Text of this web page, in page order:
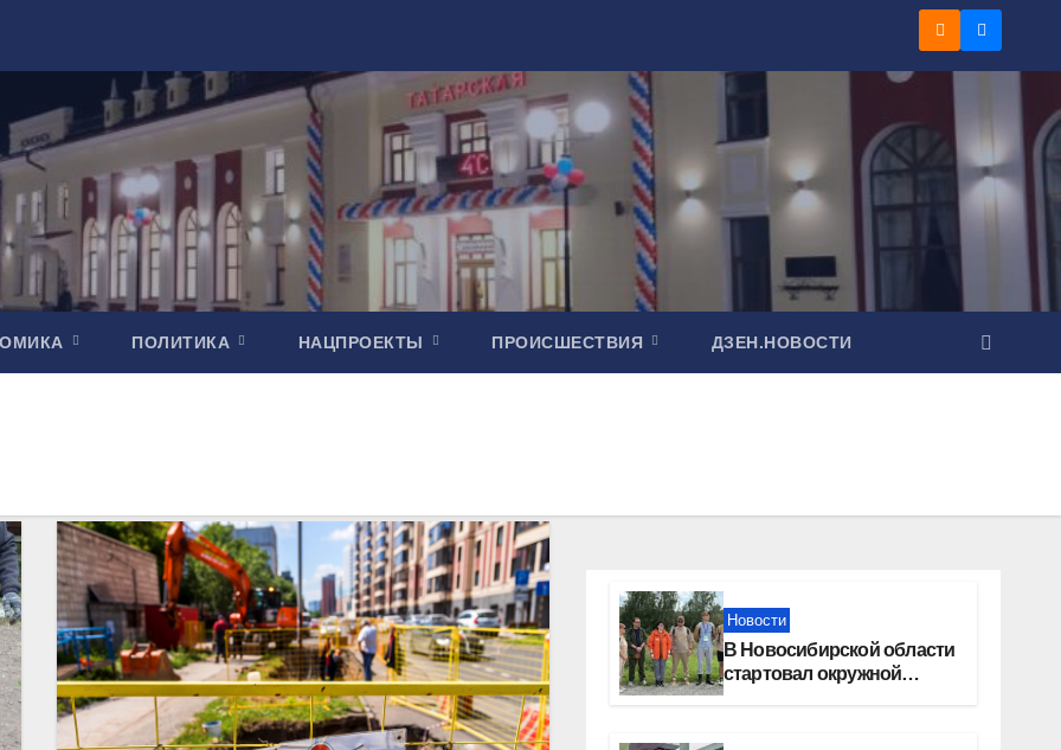
ПОЛИТИКА НАЦПРОЕКТЫ ПРОИСШЕСТВИЯ ДЗЕН.НОВОСТИ
Новости
В Новосибирской области
стартовал окружной
туристский слет молодежи